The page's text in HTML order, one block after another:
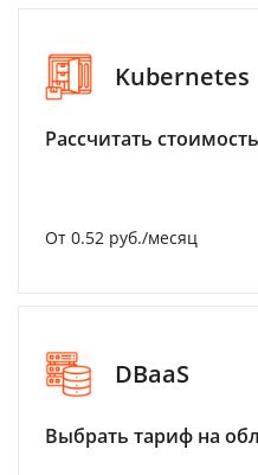
Kubernetes
Рассчитать
От 0.52 руб./месяц
DBaaS
Выбрать тариф на